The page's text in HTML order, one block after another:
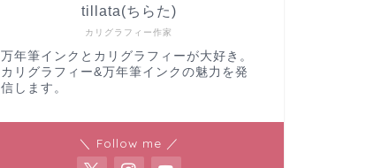
カリグラフィー作家
tillata(ちらた)
万年筆インクとカリグラフィーが大好き。
カリグラフィー&万年筆インクの魅力を発
信します。
＼ Follow me ／